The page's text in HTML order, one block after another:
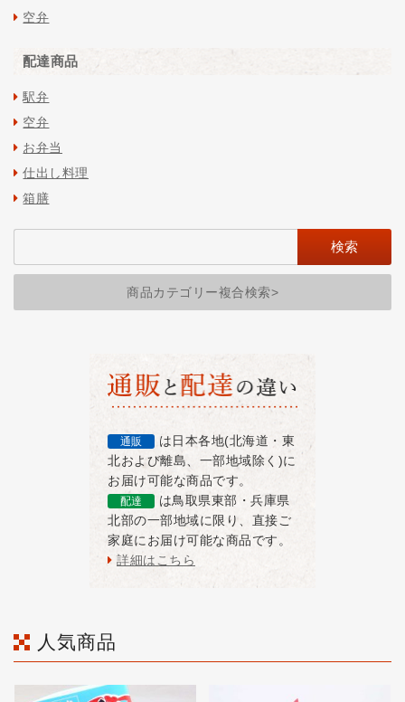
空弁
配達商品
駅弁
空弁
お弁当
仕出し料理
箱膳
商品カテゴリー複合検索>
通販
は日本各地(北海道・東
北および離島、一部地域除く)に
お届け可能な商品です。
配達
は鳥取県東部・兵庫県
北部の一部地域に限り、直接ご
家庭にお届け可能な商品です。
詳細はこちら
人気商品